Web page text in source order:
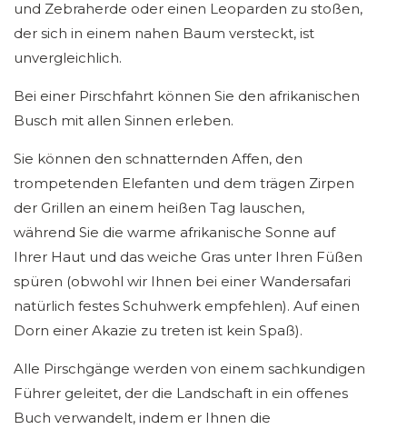
und Zebraherde oder einen Leoparden zu stoßen,
der sich in einem nahen Baum versteckt, ist
unvergleichlich.
Bei einer Pirschfahrt können Sie den afrikanischen
Busch mit allen Sinnen erleben.
Sie können den schnatternden Affen, den
trompetenden Elefanten und dem trägen Zirpen
der Grillen an einem heißen Tag lauschen,
während Sie die warme afrikanische Sonne auf
Ihrer Haut und das weiche Gras unter Ihren Füßen
spüren (obwohl wir Ihnen bei einer Wandersafari
natürlich festes Schuhwerk empfehlen). Auf einen
Dorn einer Akazie zu treten ist kein Spaß).
Alle Pirschgänge werden von einem sachkundigen
Führer geleitet, der die Landschaft in ein offenes
Buch verwandelt, indem er Ihnen die